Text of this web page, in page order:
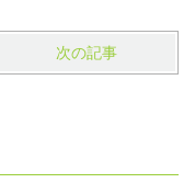
次の記事